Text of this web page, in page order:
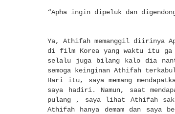
“Apha ingin dipeluk dan
Ya, Athifah memanggil diirinya
di film Korea yang waktu itu ga
selalu juga bilang kalo dia
semoga keinginan Athifah
Hari itu, saya memang
saya hadiri. Namun, saat
pulang , saya lihat Athifah
Athifah hanya demam dan